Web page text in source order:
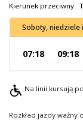
Kierunek przeciwny
Soboty, niedziele
07:18 09:18
Na linii kursują
Rozkład jazdy ważny